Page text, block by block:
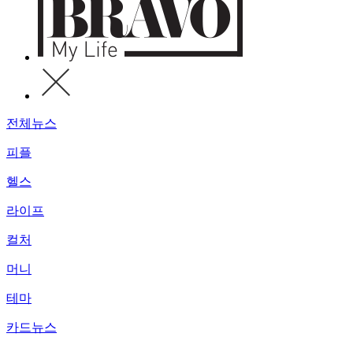
전체뉴스
피플
헬스
라이프
컬처
머니
테마
카드뉴스